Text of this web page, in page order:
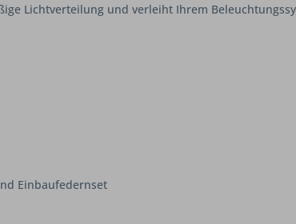
Lichtverteilung und verleiht Ihrem
Einbaufedernset